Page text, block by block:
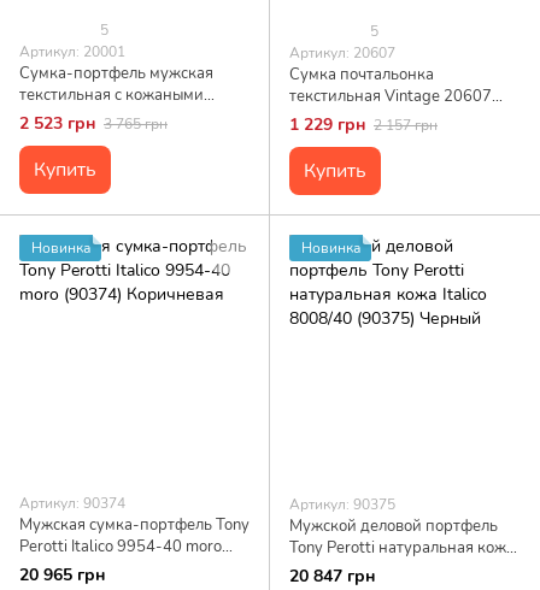
5
Артикул: 20001
Сумка-портфель мужская
текстильная с кожаными
вставками Vintage 20001
2 523 грн 3 765 грн
Купить
5
Артикул: 20607
Сумка почтальонка
текстильная Vintage 20607
Песочная
1 229 грн 2 157 грн
Купить
Новинка
Артикул: 90374
Мужская сумка-портфель Tony
Perotti Italico 9954-40 moro
(90374) Коричневая
20 965 грн
Новинка
Артикул: 90375
Мужской деловой портфель
Tony Perotti натуральная кожа
Italico 8008/40 (90375)
20 847 грн